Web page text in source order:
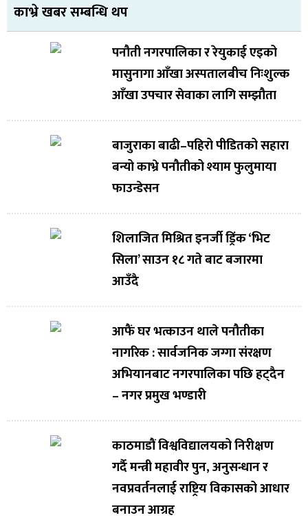
काभ्रे खबर सम्बन्धि थप
पनौती नगरपालिका र रेयुकाई एइको
मासुनागा आँखा अस्पतालबीच निःशुल्क
आँखा उपचार सेवाका लागि सम्झौता
बाजुराका बाढी–पहिरो पीडितको सहारा
बन्यो काभ्रे पनौतीको श्याम फुलुमाया
फाउन्डेसन
शिलाजित मिश्रित इनर्जी ड्रिंक ‘भिट
सिला’ साउन १८ गते बाट बजारमा
आउँदै
आफैं घर भत्काउन थाले पनौतीका
नागरिक : सार्वजनिक जग्गा संरक्षण
अभियानबाट नगरपालिका पछि हट्दैन
– नगर प्रमुख भण्डारी
काठमाडौं विश्वविद्यालयको निरीक्षण
गर्दै मन्त्री महावीर पुन, अनुसन्धान र
नवप्रवर्तनलाई राष्ट्रिय विकासको आधार
बनाउन आग्रह